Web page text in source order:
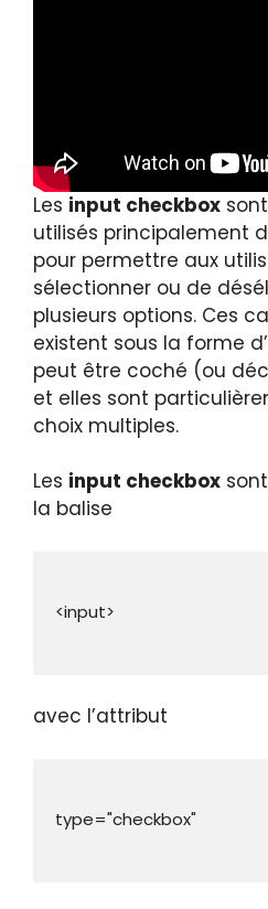
Les input checkbox
utilisés principalement
pour permettre aux
sélectionner ou de
plusieurs options. Ces
existent sous la forme
peut être coché (ou
et elles sont
choix multiples.
Les input checkbox
la balise
avec l’attribut